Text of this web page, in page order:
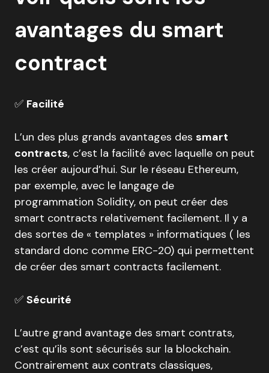
avantages du smart
contract
✅ Facilité
L’un des plus grands avantages des smart
contracts, c’est la facilité avec laquelle on peut
les créer aujourd’hui. Sur le réseau Ethereum,
par exemple, avec le langage de
programmation Solidity, on peut créer des
smart contracts relativement facilement. Il y a
des sortes de « templates » informatiques ( les
standard donc comme ERC-20) qui permettent
de créer des smart contracts facilement.
✅ Sécurité
L’autre grand avantage des smart contrats,
c’est qu’ils sont sécurisés sur la blockchain.
Contrairement aux contrats classiques,